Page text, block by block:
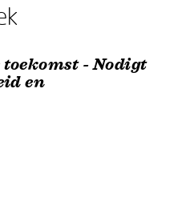
- Nodigt
en